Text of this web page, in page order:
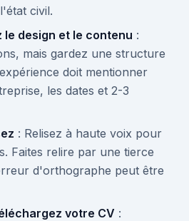
civil.
le design et le contenu :
mais gardez une structure
doit mentionner
les dates et 2-3
: Relisez à haute voix pour
Faites relire par une tierce
d'orthographe peut être
votre CV :